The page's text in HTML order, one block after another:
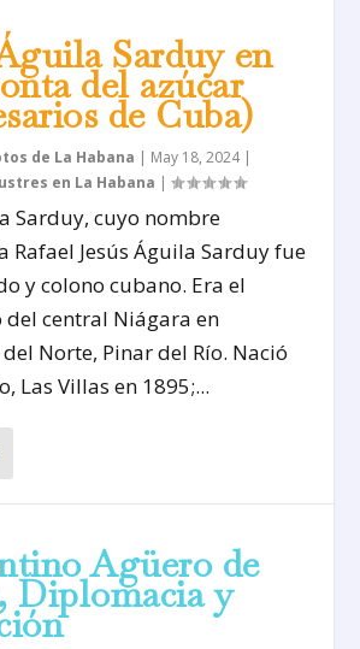
Sarduy en
del azúcar
de Cuba)
de La Habana | May 18, 2024|
en La Habana |
Sarduy, cuyo nombre
Rafael Jesús Águila Sarduy fue
y colono cubano. Era el
del central Niágara en
Norte, Pinar del Río. Nació
Las Villas en 1895;...
Agüero de
Diplomacia y